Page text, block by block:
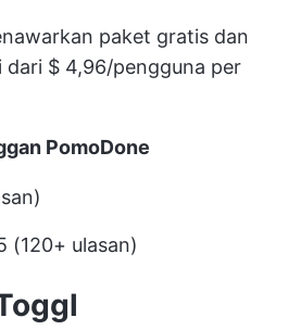
paket gratis dan
dari $ 4,96/pengguna per
PomoDone
(120+ ulasan)